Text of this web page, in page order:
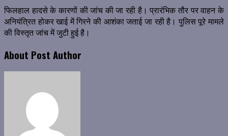
फिलहाल हादसे के कारणों की जांच की जा रही है। प्रारंभिक तौर पर वाहन के
अनियंत्रित होकर खाई में गिरने की आशंका जताई जा रही है। पुलिस पूरे मामले
की विस्तृत जांच में जुटी हुई है।
About Post Author